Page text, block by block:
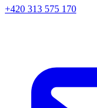
+420 313 575 170